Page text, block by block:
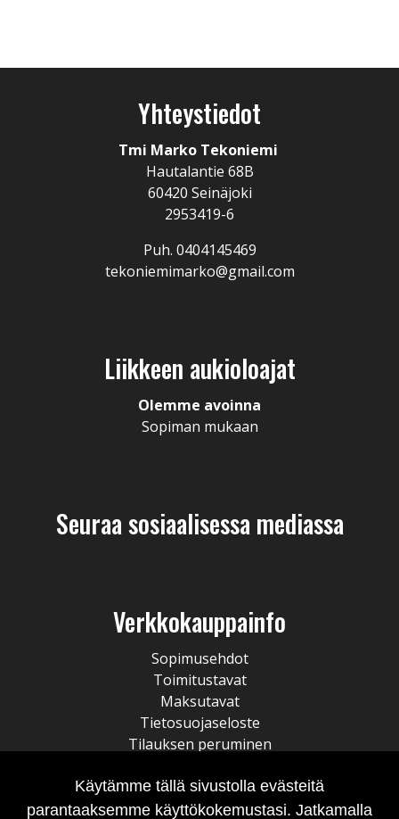
Yhteystiedot
Tmi Marko Tekoniemi
Hautalantie 68B
60420 Seinäjoki
2953419-6
Puh. 0404145469
tekoniemimarko@gmail.com
Liikkeen aukioloajat
Olemme avoinna
Sopiman mukaan
Seuraa sosiaalisessa mediassa
Verkkokauppainfo
Sopimusehdot
Toimitustavat
Maksutavat
Tietosuojaseloste
Tilauksen peruminen
Käytämme tällä sivustolla evästeitä
parantaaksemme käyttökokemustasi. Jatkamalla